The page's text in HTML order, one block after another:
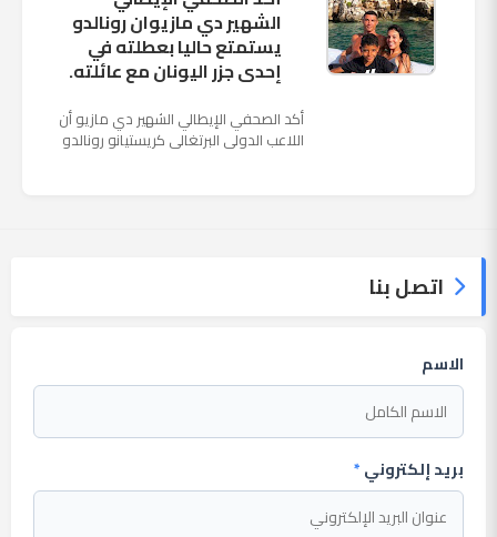
الشهير دي مازيوان رونالدو
يستمتع حاليا بعطلته في
إحدى جزر اليونان مع عائلته.
أكد الصحفي الإيطالي الشهير دي مازيو أن
اللاعب الدولي البرتغالي كريستيانو رونالدو
اتصل بنا
الاسم
بريد إلكتروني*